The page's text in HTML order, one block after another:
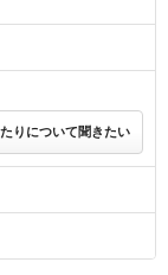
たりについて聞きたい